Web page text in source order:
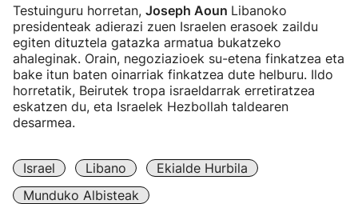
Testuinguru horretan, Joseph Aoun Libanoko
presidenteak adierazi zuen Israelen erasoek zaildu
egiten dituztela gatazka armatua bukatzeko
ahaleginak. Orain, negoziazioek su-etena finkatzea eta
bake itun baten oinarriak finkatzea dute helburu. Ildo
horretatik, Beirutek tropa israeldarrak erretiratzea
eskatzen du, eta Israelek Hezbollah taldearen
desarmea.
Israel Libano
Ekialde Hurbila
Munduko Albisteak